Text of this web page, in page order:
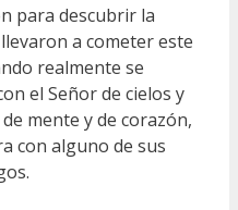
para descubrir la
a cometer este
realmente se
el Señor de cielos y
mente y de corazón,
con alguno de sus